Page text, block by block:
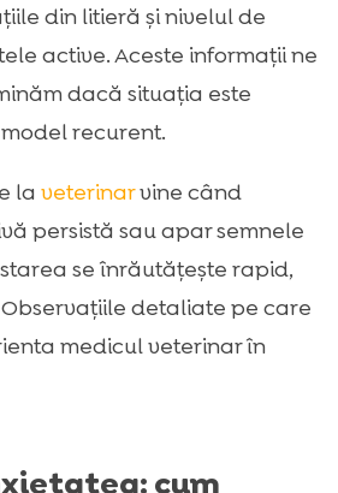
din litieră și nivelul de
active. Aceste informații ne
dacă situația este
recurent.
la veterinarvine când
persistă sau apar semnele
se înrăutățește rapid,
detaliate pe care
medicul veterinar în
cum